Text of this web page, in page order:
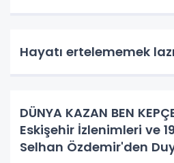
Hayatı ertelememek
DÜNYA KAZAN BEN
Eskişehir İzlenimleri ve
Selhan Özdemir'den